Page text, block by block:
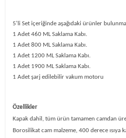
5'li Set içeriğinde aşağıdaki ürünler
1 Adet 460 ML Saklama Kabı.
1 Adet 800 ML Saklama Kabı.
1 Adet 1200 ML Saklama Kabı.
1 Adet 1900 ML Saklama Kabı.
1 Adet şarj edilebilir vakum motoru
Özellikler
Kapak dahil, tüm ürün tamamen camdan
Borosilikat cam malzeme, 400 derece ısıya